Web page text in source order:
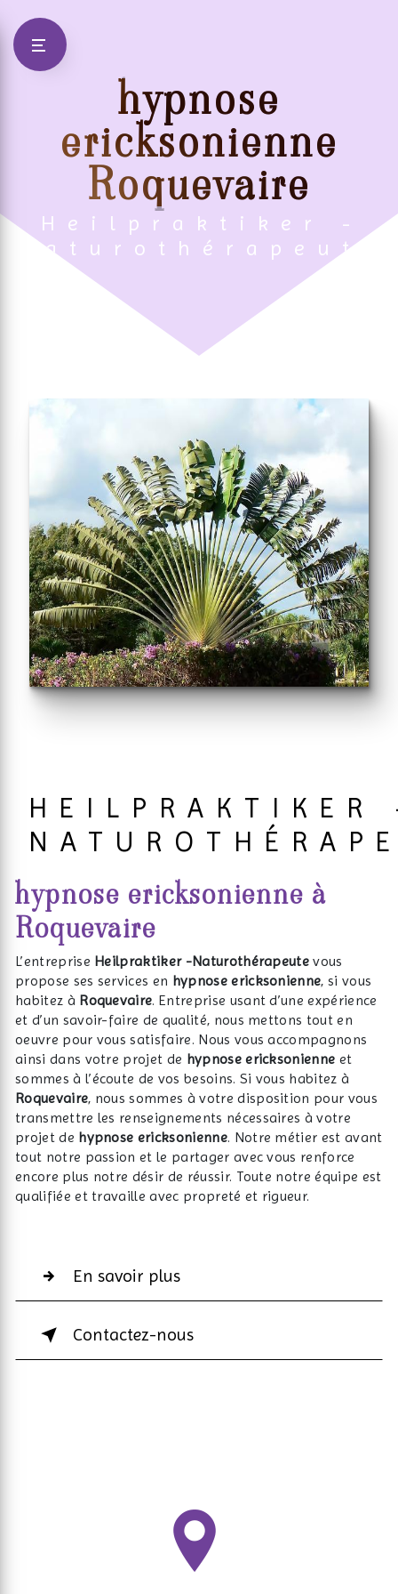
hypnose
ericksonienne
Roquevaire
Heilpraktiker -
Naturothérapeute
HEILPRAKTIKER
hypnose ericksonienne à
Roquevaire
L’entreprise Heilpraktiker -Naturothérapeute vous
propose ses services en hypnose ericksonienne, si vous
habitez à Roquevaire. Entreprise usant d’une expérience
et d’un savoir-faire de qualité, nous mettons tout en
oeuvre pour vous satisfaire. Nous vous accompagnons
ainsi dans votre projet de hypnose ericksonienne et
sommes à l’écoute de vos besoins. Si vous habitez à
Roquevaire, nous sommes à votre disposition pour vous
transmettre les renseignements nécessaires à votre
projet de hypnose ericksonienne. Notre métier est avant
tout notre passion et le partager avec vous renforce
encore plus notre désir de réussir. Toute notre équipe est
qualifiée et travaille avec propreté et rigueur.
En savoir plus
Contactez-nous